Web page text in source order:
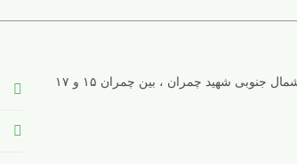
جنوبی شهید چمران ، بین چمران ۱۵ و ۱۷